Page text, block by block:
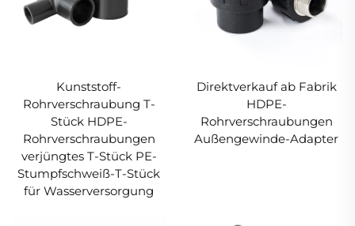
Kunststoff-
Rohrverschraubung T-
Stück HDPE-
Rohrverschraubungen
verjüngtes T-Stück PE-
Stumpfschweiß-T-Stück
für Wasserversorgung
Direktverkauf ab Fabrik
HDPE-
Rohrverschraubungen
Außengewinde-Adapter